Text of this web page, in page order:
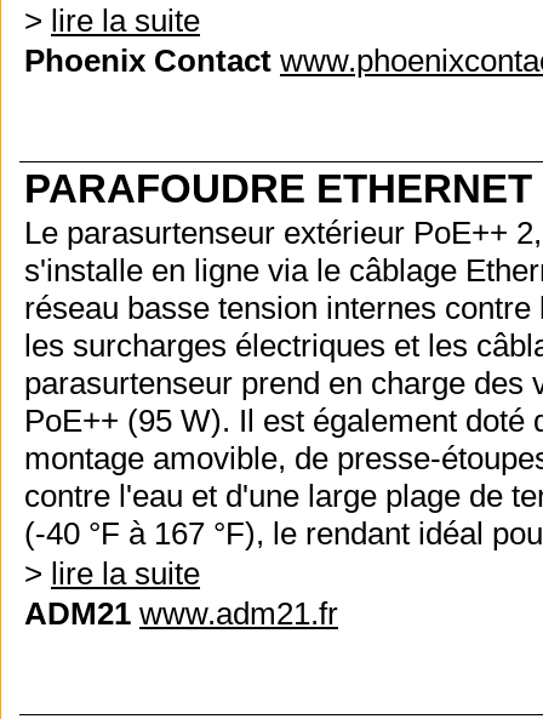
> lire la suite
Phoenix Contact
PARAFOUDRE
Le parasurtenseur extérieur PoE++
s'installe en ligne via le câblage
réseau basse tension internes
les surcharges électriques et les
parasurtenseur prend en charge
PoE++ (95 W). Il est également
montage amovible, de presse-
contre l'eau et d'une large plage de
(-40 °F à 167 °F), le rendant idéal
> lire la suite
ADM21 www.adm21.fr